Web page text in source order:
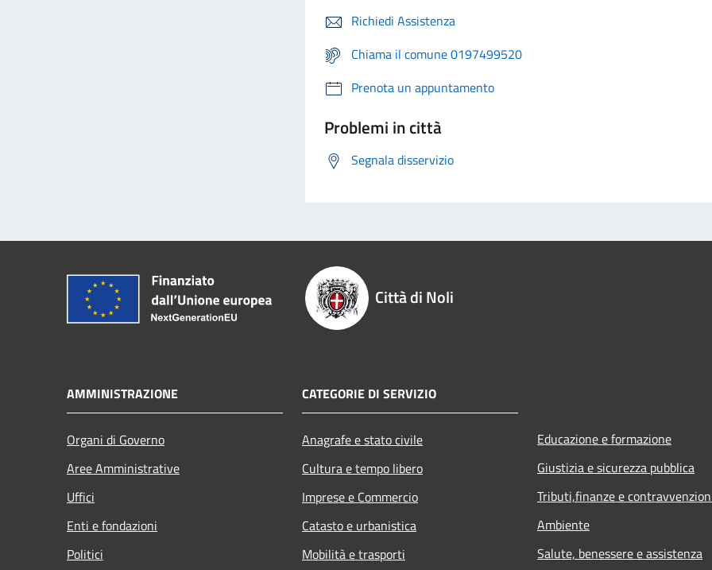
Richiedi Assistenza
Chiama il comune 0197499520
Prenota un appuntamento
Problemi in città
Segnala disservizio
Città di Noli
AMMINISTRAZIONE
Organi di Governo
Aree Amministrative
Uffici
Enti e fondazioni
Politici
CATEGORIE DI SERVIZIO
Anagrafe e stato civile
Cultura e tempo libero
Imprese e Commercio
Catasto e urbanistica
Mobilità e trasporti
Educazione e formazione
Giustizia e sicurezza pubblica
Tributi,finanze e
Ambiente
Salute, benessere e assistenza